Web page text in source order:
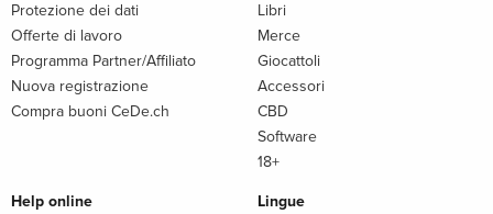
Protezione dei dati
Offerte di lavoro
Programma Partner/Affiliato
Nuova registrazione
Compra buoni CeDe.ch
Libri
Merce
Giocattoli
Accessori
CBD
Software
18+
Help online Lingue